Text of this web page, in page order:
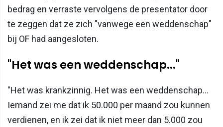
bedrag en verraste vervolgens de presentator door
te zeggen dat ze zich "vanwege een weddenschap"
bij OF had aangesloten.
"Het was een weddenschap..."
"Het was krankzinnig. Het was een weddenschap…
Iemand zei me dat ik 50.000 per maand zou kunnen
verdienen, en ik zei dat ik niet meer dan 5.000 zou